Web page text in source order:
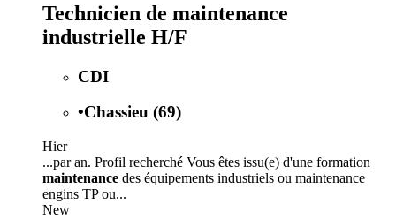
Technicien de maintenance
industrielle H/F
CDI
•Chassieu (69)
Hier
...par an. Profil recherché Vous êtes issu(e) d'une formation
maintenance des équipements industriels ou maintenance
engins TP ou...
New